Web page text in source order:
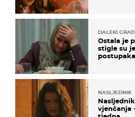
DALEKI GRAD
Ostala je
stigle su
postupaka
NASLJEDNIK
vjenčanja